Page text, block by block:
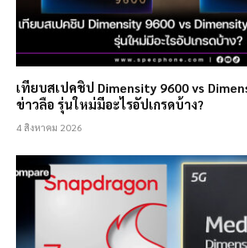
เทียบสเปคชิป Dimensity 9600 vs
ข่าวลือ รุ่นใหม่มีอะไรอัปเกรดบ้าง?
4 สิงหาคม 2026